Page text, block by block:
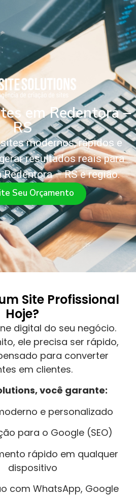
em Redentora –
RS
modernos, rápidos e
resultados reais para
Redentora – RS e região.
Seu Orçamento
Site Profissional
Hoje?
digital do seu negócio.
ele precisa ser rápido,
para converter
em clientes.
você garante:
e personalizado
para o Google (SEO)
rápido em qualquer
dispositivo
com WhatsApp, Google